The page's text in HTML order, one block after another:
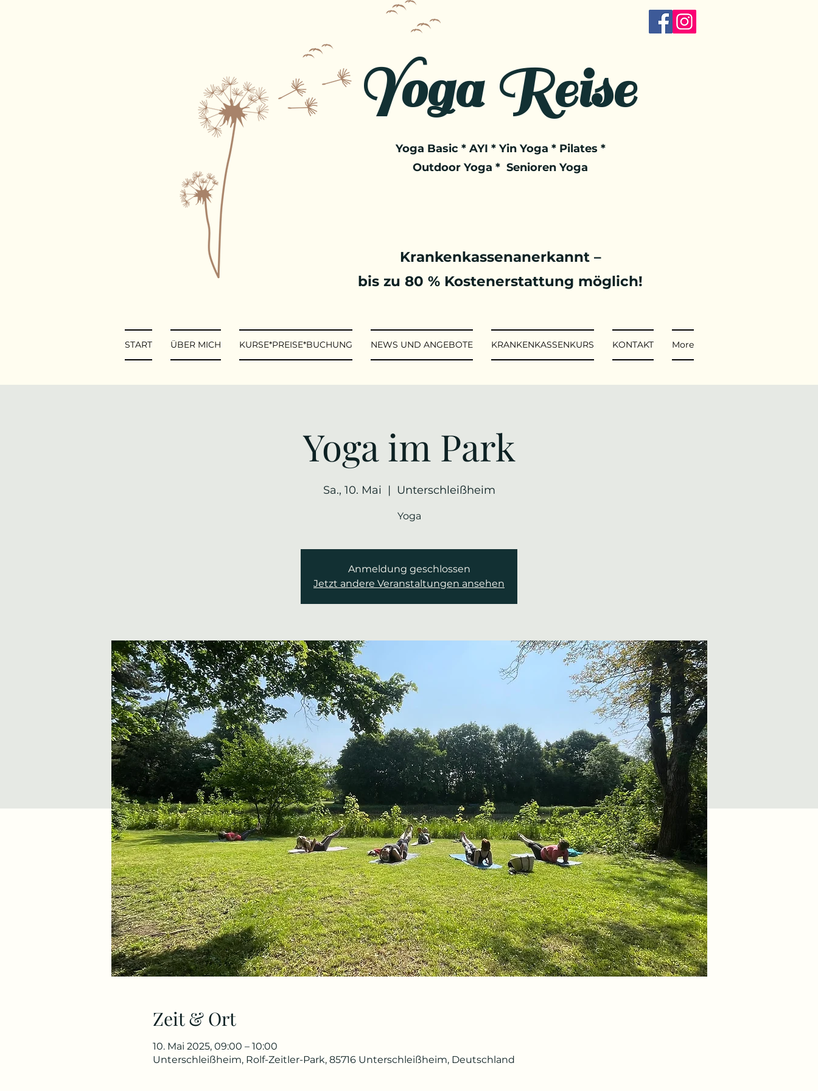
Yoga Reise
Yoga Basic * AYI * Yin Yoga * Pilates *
Outdoor Yoga * Senioren Yoga
Krankenkassenanerkannt –
bis zu 80 % Kostenerstattung möglich!
START ÜBER MICH KURSE*PREISE*BUCHUNG NEWS UND ANGEBOTE KRANKENKASSENKURS KONTAKT More
Yoga im Park
Sa., 10. Mai
  |
Unterschleißheim
Yoga
Anmeldung geschlossen
Jetzt andere Veranstaltungen ansehen
Zeit & Ort
10. Mai 2025, 09:00 – 10:00
Unterschleißheim, Rolf-Zeitler-Park, 85716 Unterschleißheim, Deutschland